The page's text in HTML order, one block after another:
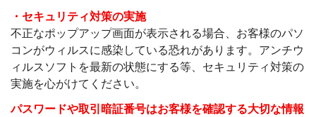
・セキュリティ対策の実施
不正なポップアップ画面が表示される場合、お客様のパソ
コンがウィルスに感染している恐れがあります。アンチウ
ィルスソフトを最新の状態にする等、セキュリティ対策の
実施を心がけてください。
パスワードや取引暗証番号はお客様を確認する大切な情報